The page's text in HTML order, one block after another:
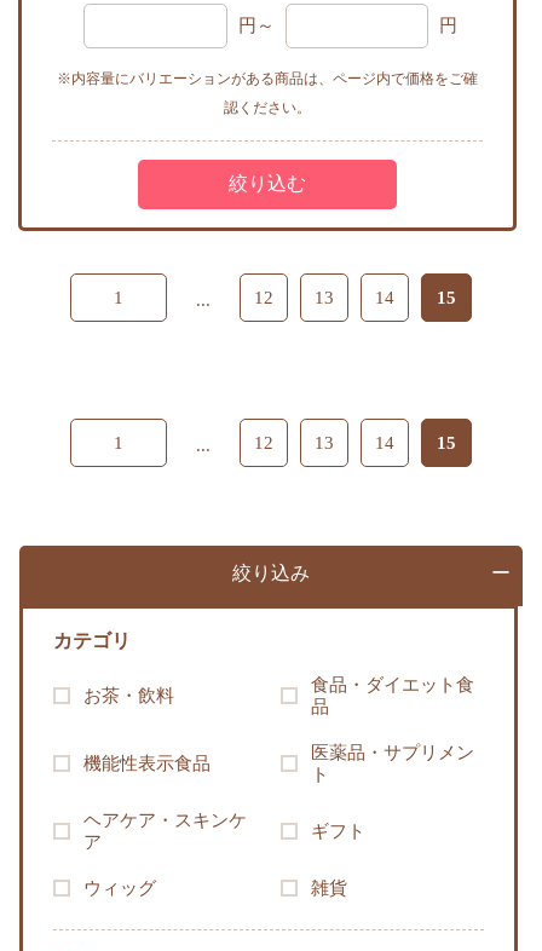
円～ 円
※内容量にバリエーションがある商品は、ページ内で価格をご確
認ください。
1 ... 12 13 14 15
1 ... 12 13 14 15
絞り込み
カテゴリ
お茶・飲料
食品・ダイエット食
品
機能性表示食品
医薬品・サプリメン
ト
ヘアケア・スキンケ
ア
ギフト
ウィッグ 雑貨